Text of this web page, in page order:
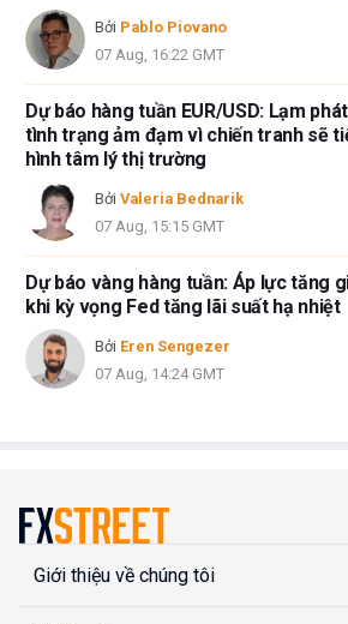
Bởi Pablo Piovano
07 Aug, 16:22 GMT
Dự báo hàng tuần EUR/USD: Lạm
tình trạng ảm đạm vì chiến tranh sẽ
hình tâm lý thị trường
Bởi Valeria Bednarik
07 Aug, 15:15 GMT
Dự báo vàng hàng tuần: Áp lực tăng
khi kỳ vọng Fed tăng lãi suất hạ nhiệt
Bởi Eren Sengezer
07 Aug, 14:24 GMT
Giới thiệu về chúng tôi